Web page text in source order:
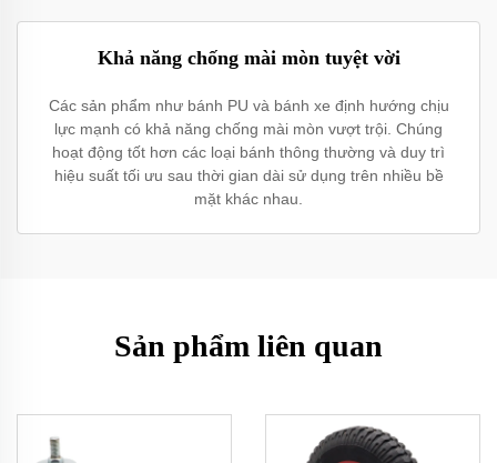
Khả năng chống mài mòn tuyệt vời
Các sản phẩm như bánh PU và bánh xe định hướng chịu
lực mạnh có khả năng chống mài mòn vượt trội. Chúng
hoạt động tốt hơn các loại bánh thông thường và duy trì
hiệu suất tối ưu sau thời gian dài sử dụng trên nhiều bề
mặt khác nhau.
Sản phẩm liên quan